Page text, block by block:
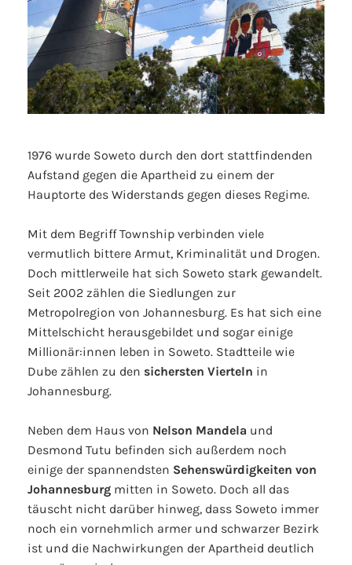
1976 wurde Soweto durch den dort stattfindenden
Aufstand gegen die Apartheid zu einem der
Hauptorte des Widerstands gegen dieses Regime.
Mit dem Begriff Township verbinden viele
vermutlich bittere Armut, Kriminalität und Drogen.
Doch mittlerweile hat sich Soweto stark gewandelt.
Seit 2002 zählen die Siedlungen zur
Metropolregion von Johannesburg. Es hat sich eine
Mittelschicht herausgebildet und sogar einige
Millionär:innen leben in Soweto. Stadtteile wie
Dube zählen zu den sichersten Vierteln in
Johannesburg.
Neben dem Haus von Nelson Mandela und
Desmond Tutu befinden sich außerdem noch
einige der spannendsten Sehenswürdigkeiten von
Johannesburg mitten in Soweto. Doch all das
täuscht nicht darüber hinweg, dass Soweto immer
noch ein vornehmlich armer und schwarzer Bezirk
ist und die Nachwirkungen der Apartheid deutlich